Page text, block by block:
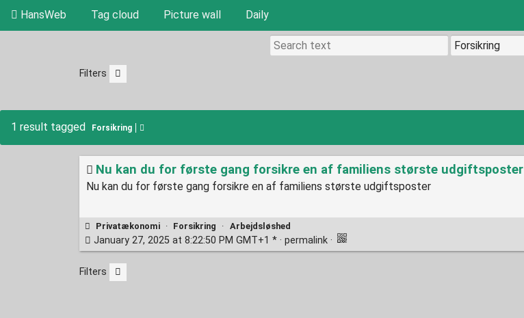
HansWeb Tag cloud Picture wall Daily
Filters
1 result tagged Forsikring
Nu kan du for første gang forsikre en af familiens største udgiftsposter
Nu kan du for første gang forsikre en af familiens største udgiftsposter
Privatækonomi · Forsikring · Arbejdsløshed
January 27, 2025 at 8:22:50 PM GMT+1 * · permalink ·
Filters